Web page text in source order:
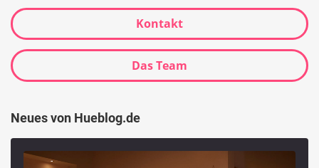
Kontakt
Das Team
Neues von Hueblog.de